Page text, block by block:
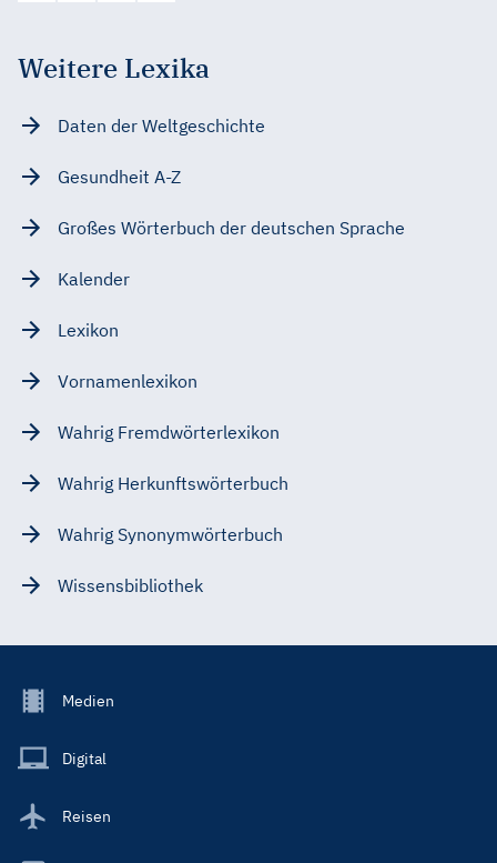
Weitere Lexika
Daten der Weltgeschichte
Gesundheit A-Z
Großes Wörterbuch der deutschen Sprache
Kalender
Lexikon
Vornamenlexikon
Wahrig Fremdwörterlexikon
Wahrig Herkunftswörterbuch
Wahrig Synonymwörterbuch
Wissensbibliothek
Footer
Main
Medien
Digital
Reisen